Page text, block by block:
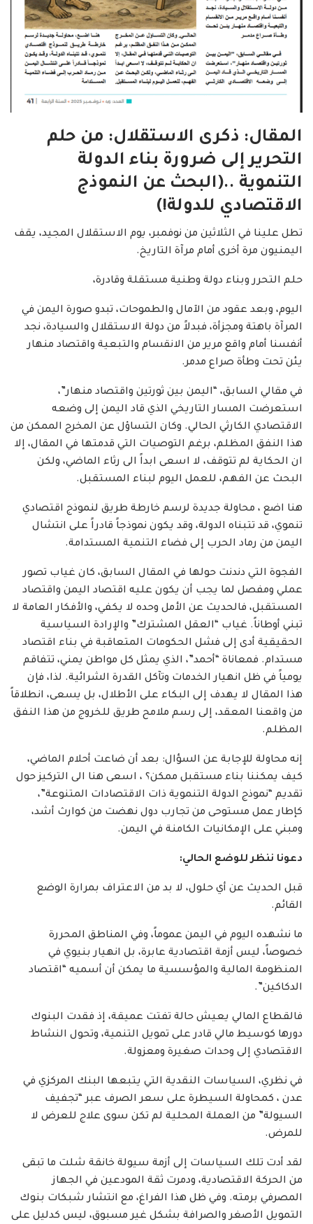
المقال: ذكرى الاستقلال: من حلم
التحرير إلى ضرورة بناء الدولة
التنموية ..(البحث عن النموذج
الاقتصادي للدولة!)
تطل علينا في الثلاثين من نوفمبر، يوم الاستقلال المجيد، يقف
اليمنيون مرة أخرى أمام مرآة التاريخ.
حلم التحرر وبناء دولة وطنية مستقلة وقادرة،
اليوم، وبعد عقود من الآمال والطموحات، تبدو صورة اليمن في
المرآة باهتة ومجزأة، فبدلاً من دولة الاستقلال والسيادة، نجد
أنفسنا أمام واقع مرير من الانقسام والتبعية واقتصاد منهار
يئن تحت وطأة صراع مدمر.
في مقالي السابق، “اليمن بين ثورتين واقتصاد منهار”،
استعرضت المسار التاريخي الذي قاد اليمن إلى وضعه
الاقتصادي الكارثي الحالي. وكان التساؤل عن المخرج الممكن من
هذا النفق المظلم، برغم التوصيات التي قدمتها في المقال، إلا
ان الحكاية لم تتوقف، لا اسعى ابداً الى رثاء الماضي، ولكن
البحث عن الفهم، للعمل اليوم لبناء المستقبل.
هنا اضع ، محاولة جديدة لرسم خارطة طريق لنموذج اقتصادي
تنموي، قد تتبناه الدولة، وقد يكون نموذجاً قادراً على انتشال
اليمن من رماد الحرب إلى فضاء التنمية المستدامة.
الفجوة التي دندنت حولها في المقال السابق، كان غياب تصور
عملي ومفصل لما يجب أن يكون عليه اقتصاد اليمن واقتصاد
المستقبل، فالحديث عن الأمل وحده لا يكفي، والأفكار العامة لا
تبني أوطاناً. غياب “العقل المشترك” والإرادة السياسية
الحقيقية أدى إلى فشل الحكومات المتعاقبة في بناء اقتصاد
مستدام. فمعاناة “أحمد”، الذي يمثل كل مواطن يمني، تتفاقم
يومياً في ظل انهيار الخدمات وتآكل القدرة الشرائية. لذا، فإن
هذا المقال لا يهدف إلى البكاء على الأطلال، بل يسعى، انطلاقاً
من واقعنا المعقد، إلى رسم ملامح طريق للخروج من هذا النفق
المظلم.
إنه محاولة للإجابة عن السؤال: بعد أن ضاعت أحلام الماضي،
كيف يمكننا بناء مستقبل ممكن؟ ، اسعى هنا الى التركيز حول
تقديم “نموذج الدولة التنموية ذات الاقتصادات المتنوعة”،
كإطار عمل مستوحى من تجارب دول نهضت من كوارث أشد،
ومبني على الإمكانيات الكامنة في اليمن.
دعونا ننظر للوضع الحالي:
قبل الحديث عن أي حلول، لا بد من الاعتراف بمرارة الوضع
القائم.
ما نشهده اليوم في اليمن عموماً، وفي المناطق المحررة
خصوصاً، ليس أزمة اقتصادية عابرة، بل انهيار بنيوي في
المنظومة المالية والمؤسسية ما يمكن أن أسميه “اقتصاد
الدكاكين”.
فالقطاع المالي يعيش حالة تفتت عميقة، إذ فقدت البنوك
دورها كوسيط مالي قادر على تمويل التنمية، وتحول النشاط
الاقتصادي إلى وحدات صغيرة ومعزولة.
في نظري، السياسات النقدية التي يتبعها البنك المركزي في
عدن ، كمحاولة السيطرة على سعر الصرف عبر “تجفيف
السيولة” من العملة المحلية لم تكن سوى علاج للعرض لا
للمرض.
لقد أدت تلك السياسات إلى أزمة سيولة خانقة شلت ما تبقى
من الحركة الاقتصادية، ودمرت ثقة المودعين في الجهاز
المصرفي برمته. وفي ظل هذا الفراغ، مع انتشار شبكات بنوك
التمويل الأصغر والصرافة بشكل غير مسبوق، ليس كدليل على